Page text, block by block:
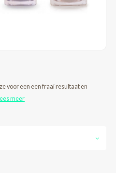
voor een een fraai resultaat en
meer